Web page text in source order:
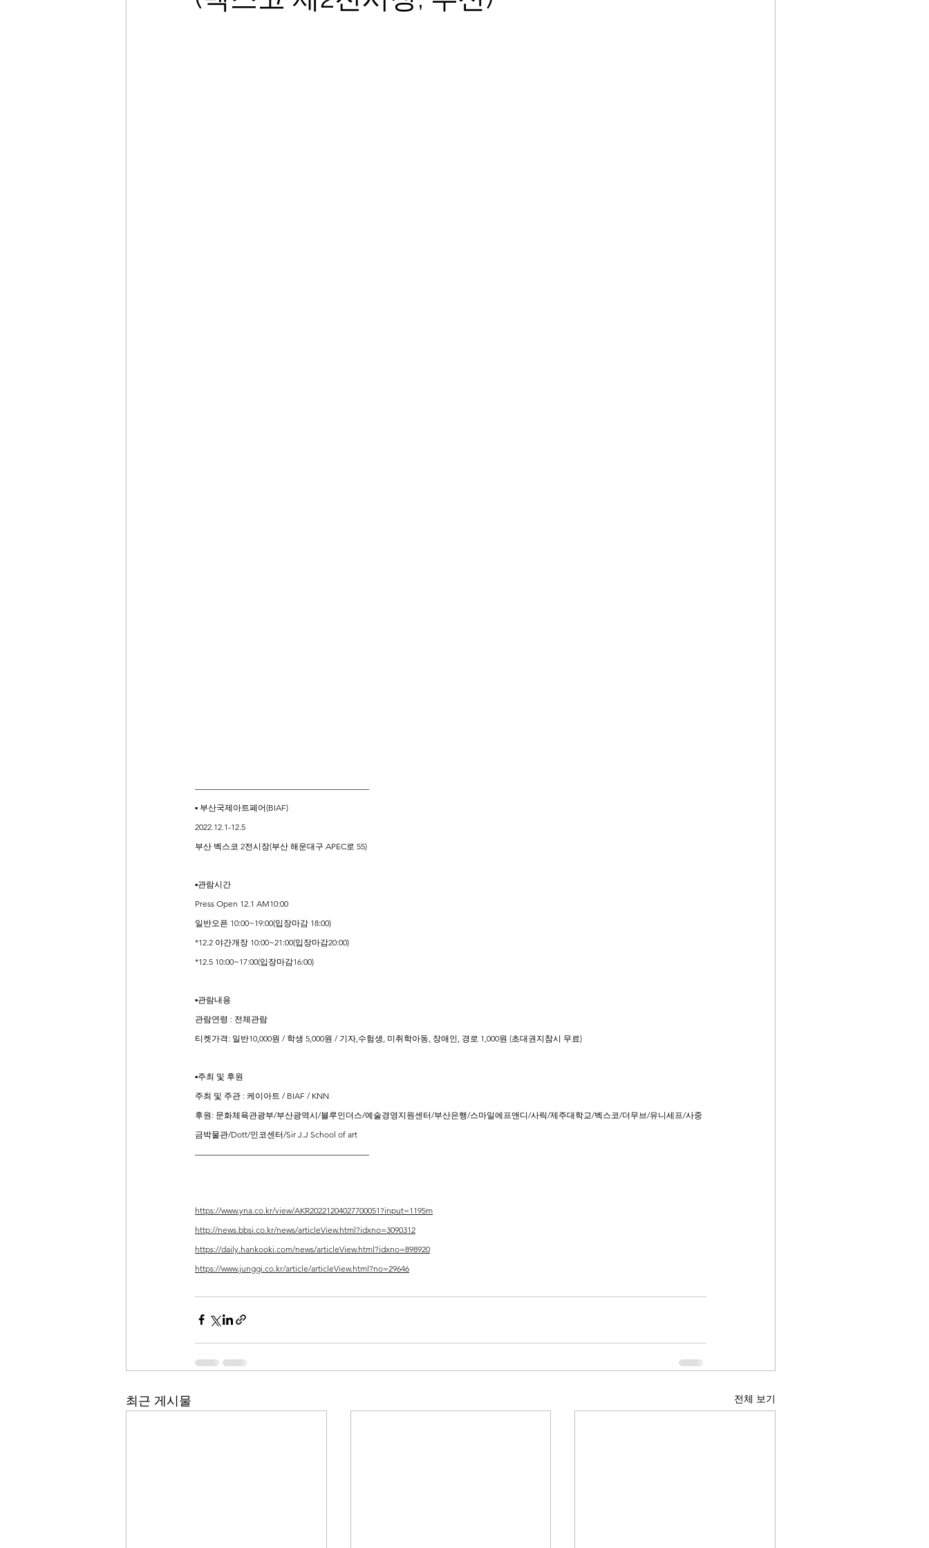
—————————————————————
▪ 부산국제아트페어(BIAF)
2022.12.1-12.5
부산 벡스코 2전시장(부산 해운대구 APEC로 55)
▪관람시간
Press Open 12.1 AM10:00
일반오픈 10:00~19:00(입장마감 18:00)
*12.2 야간개장 10:00~21:00(입장마감20:00)
*12.5 10:00~17:00(입장마감16:00)
▪관람내용
관람연령 : 전체관람
티켓가격: 일반10,000원 / 학생 5,000원 / 기자,수험생, 미취학아동, 장애인, 경로 1,000원 (초대권지참시 무료)
▪주최 및 후원
주최 및 주관 : 케이아트 / BIAF / KNN
후원: 문화체육관광부/부산광역시/블루인더스/예술경영지원센터/부산은행/스마일에프앤디/사릭/제주대학교/벡스코/더무브/유니세프/사중
금박물관/Dott/인코센터/Sir J.J School of art
—————————————————————
https://www.yna.co.kr/view/AKR20221204027700051?input=1195m
http://news.bbsi.co.kr/news/articleView.html?idxno=3090312
https://daily.hankooki.com/news/articleView.html?idxno=898920
https://www.junggi.co.kr/article/articleView.html?no=29646
최근 게시물 전체 보기